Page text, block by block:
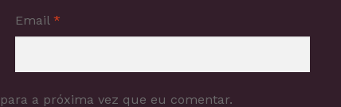
Email *
a próxima vez que eu comentar.